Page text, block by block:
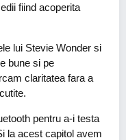
fiind acoperita
lui Stevie Wonder si
bune si pe
claritatea fara a
pentru a-i testa
la acest capitol avem